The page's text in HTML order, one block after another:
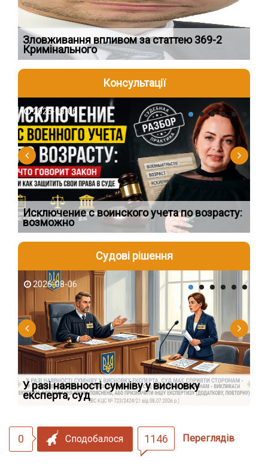
Зловживання впливом за статтею 369-2
Кримінального
Консультації
2026-08-06
Исключение с воинского учета по возрасту:
возможно
Судові рішення
2026-08-06
У разі наявності сумніву у висновку
експерта, суд
0 Сподобалося 1146 Переглядів